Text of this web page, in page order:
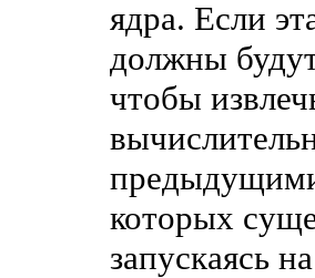
ядра. Если
должны
чтобы
которых
запускаясь